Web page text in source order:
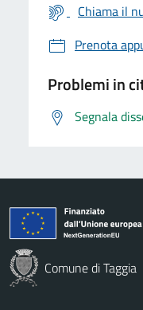
Chiama il
Prenota
Problemi in
Segnala
Comune di Taggia